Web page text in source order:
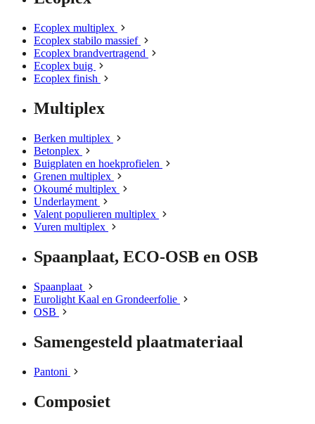
Ecoplex multiplex
Ecoplex stabilo massief
Ecoplex brandvertragend
Ecoplex buig
Ecoplex finish
Multiplex
Berken multiplex
Betonplex
Buigplaten en hoekprofielen
Grenen multiplex
Okoumé multiplex
Underlayment
Valent populieren multiplex
Vuren multiplex
Spaanplaat, ECO-OSB en OSB
Spaanplaat
Eurolight Kaal en Grondeerfolie
OSB
Samengesteld plaatmateriaal
Pantoni
Composiet